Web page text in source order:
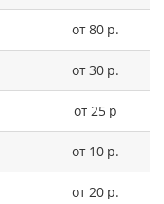
от 80 р.
от 30 р.
от 25 р
от 10 р.
от 20 р.